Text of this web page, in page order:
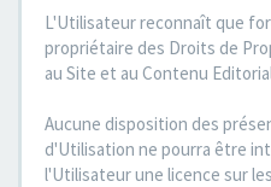
L'Utilisateur reconnaît que
propriétaire des Droits de
au Site et au Contenu
Aucune disposition des
d'Utilisation ne pourra être
l'Utilisateur une licence sur